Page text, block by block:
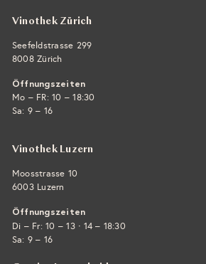
Vinothek Zürich
Seefeldstrasse 299
8008 Zürich
Öffnungszeiten
Mo – FR: 10 – 18:30
Sa: 9 – 16
Vinothek Luzern
Moosstrasse 10
6003 Luzern
Öffnungszeiten
Di – Fr: 10 – 13 · 14 – 18:30
Sa: 9 – 16